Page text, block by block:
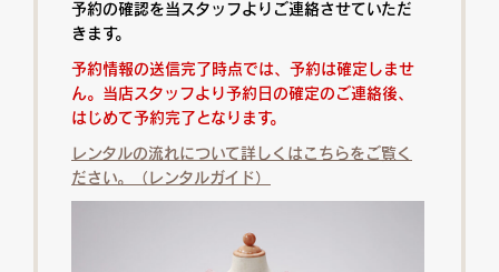
予約の確認を当スタッフよりご連絡させていただ
きます。
予約情報の送信完了時点では、予約は確定しませ
ん。当店スタッフより予約日の確定のご連絡後、
はじめて予約完了となります。
レンタルの流れについて詳しくはこちらをご覧く
ださい。（レンタルガイド）